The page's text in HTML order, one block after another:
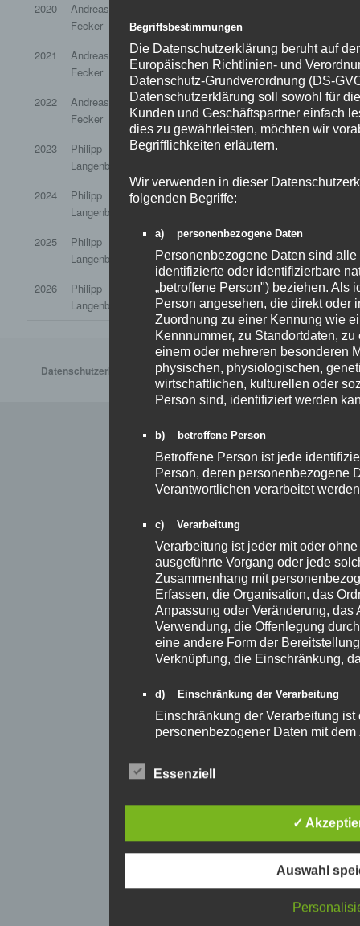
2020
Andreas
Fecker
Wagner
2021
Andreas
Fecker
Katharina
Wagner
Philipp
Langenbach
Yvonne
2022
Andreas
Fecker
Katharina
Wagner
Philipp
Langenbach
Yvonne
2023
Philipp
Langenbach
Katharina
Thorben
2024
Philipp
Langenbach
Katharina
2025
Philipp
Langenbach
Katharina
Wagner
Thorben
Pfeffer
2026
Philipp
Langenbach
Katharina
Wagner
Fabio Sauter Melanie
Datenschutzerklärung Mit Stolz präsentiert von WordPress
Begriffsbestimmungen
Die Datenschutzerklärung beruht auf
Europäischen Richtlinien- und
Datenschutz-Grundverordnung (DS-
Datenschutzerklärung soll sowohl für
Kunden und Geschäftspartner einfach
dies zu gewährleisten, möchten wir
Begrifflichkeiten erläutern.
Wir verwenden in dieser
folgenden Begriffe:
a) personenbezogene Daten
Personenbezogene Daten sind
identifizierte oder identifizierbare
„betroffene Person") beziehen. Als
Person angesehen, die direkt oder
Zuordnung zu einer Kennung wie
Kennnummer, zu Standortdaten,
einem oder mehreren besonderen
physischen, physiologischen,
wirtschaftlichen, kulturellen oder
Person sind, identifiziert werden
b) betroffene Person
Betroffene Person ist jede
Person, deren personenbezogene
Verantwortlichen verarbeitet
c) Verarbeitung
Verarbeitung ist jeder mit oder
ausgeführte Vorgang oder jede
Zusammenhang mit
Erfassen, die Organisation, das
Anpassung oder Veränderung, das
Verwendung, die Offenlegung
eine andere Form der
Verknüpfung, die Einschränkung,
d) Einschränkung der Verarbeitung
Einschränkung der Verarbeitung
personenbezogener Daten mit
Profiling ist jede Art der
personenbezogener Daten, die
persönliche Aspekte, die sich auf
bewerten, insbesondere, um
wirtschaftlicher Lage, Gesundheit,
Zuverlässigkeit, Verhalten,
Essenziell
✓
Auswahl